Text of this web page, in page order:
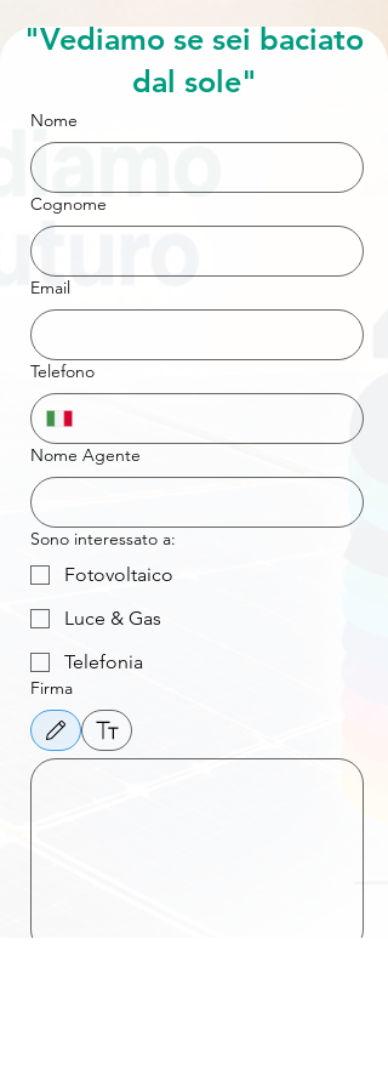
Nome
Cognome
Email
Telefono
Nome Agente
Sono interessato a:
Fotovoltaico
Luce & Gas
Telefonia
Firma
Modalità di disegno selezionata. Per disegnare è necessario
"Vediamo se sei baciato
dal sole"